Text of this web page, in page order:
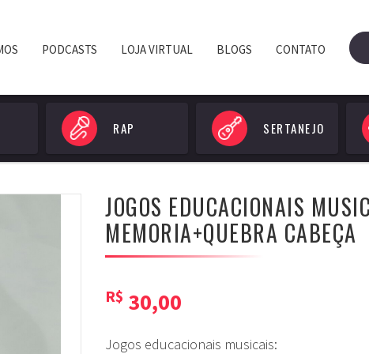
PODCASTS LOJA VIRTUAL BLOGS CONTATO
RAP SERTANEJO
JOGOS EDUCACIONAIS
MEMORIA+QUEBRA CABEÇA
R$ 30,00
Jogos educacionais musicais: